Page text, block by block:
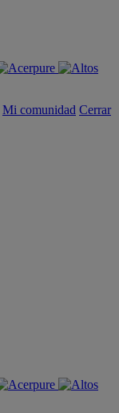
Mi comunidad Cerrar